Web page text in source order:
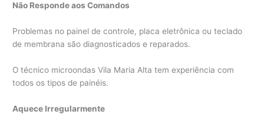
Não Responde aos Comandos
Problemas no painel de controle, placa eletrônica ou teclado
de membrana são diagnosticados e reparados.
O técnico microondas Vila Maria Alta tem experiência com
todos os tipos de painéis.
Aquece Irregularmente